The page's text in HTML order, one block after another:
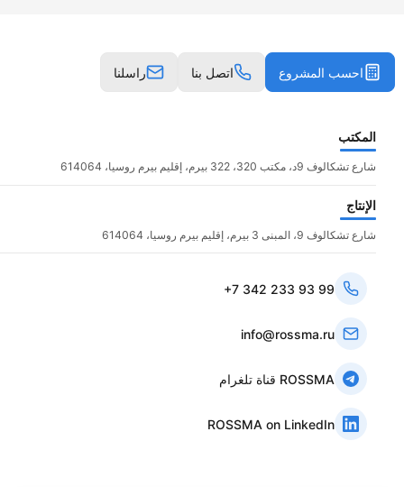
احسب المشروع اتصل بنا راسلنا
المكتب
شارع تشكالوف 9د، مكتب 320، 322 بيرم، إقليم بيرم روسيا، 614064
الإنتاج
شارع تشكالوف 9، المبنى 3 بيرم، إقليم بيرم روسيا، 614064
+7 342 233 93 99
info@rossma.ru
قناة تلغرام ROSSMA
ROSSMA on LinkedIn